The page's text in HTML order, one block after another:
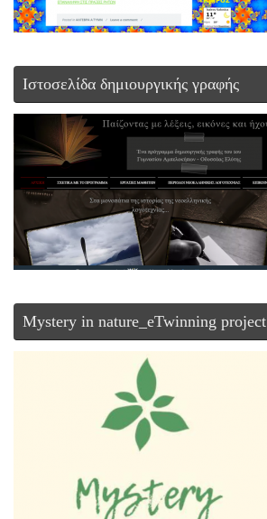
Ιστοσελίδα δημιουργικής γραφής
Mystery in nature_eTwinning project